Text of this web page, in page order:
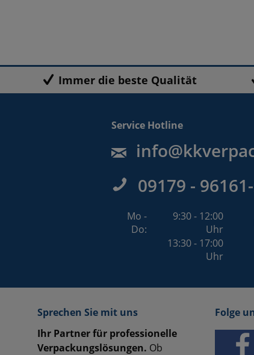
Immer die beste Qualität
Service Hotline
09179 -
Mo -
Do:
9:30 - 12:00
Uhr
13:30 - 17:00
Uhr
Sprechen Sie mit uns
Ihr Partner für professionelle
Verpackungslösungen. Ob
Folge